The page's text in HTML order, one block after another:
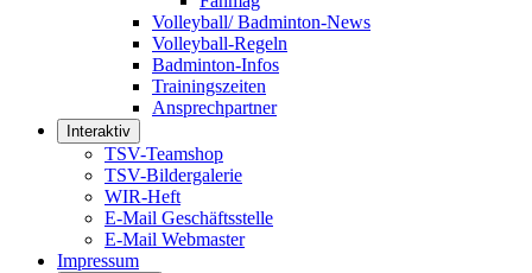
Volleyball/ Badminton-News
Volleyball-Regeln
Badminton-Infos
Trainingszeiten
Ansprechpartner
Interaktiv
TSV-Teamshop
TSV-Bildergalerie
WIR-Heft
E-Mail Geschäftsstelle
E-Mail Webmaster
Impressum